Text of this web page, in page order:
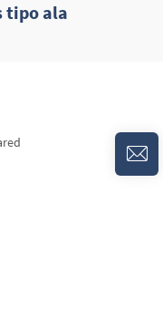
tipo ala